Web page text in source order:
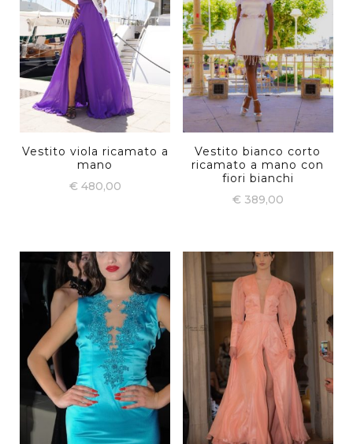
Vestito viola ricamato a
mano
€480,00
Vestito bianco corto
ricamato a mano con
fiori bianchi
€389,00